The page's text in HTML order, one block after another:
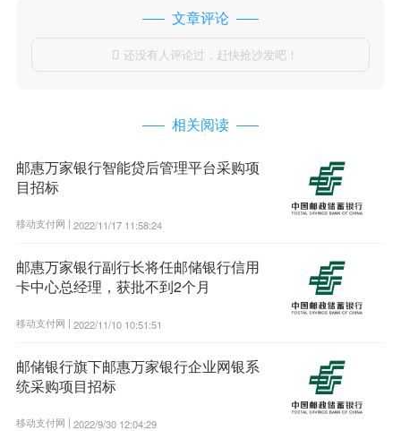
文章评论
 还没有人评论过，赶快抢沙发吧！
相关阅读
邮惠万家银行智能贷后管理平台采购项
目招标
移动支付网 | 2022/11/17 11:58:24
邮惠万家银行副行长将任邮储银行信用
卡中心总经理，获批不到2个月
移动支付网 | 2022/11/10 10:51:51
邮储银行旗下邮惠万家银行企业网银系
统采购项目招标
移动支付网 | 2022/9/30 12:04:29